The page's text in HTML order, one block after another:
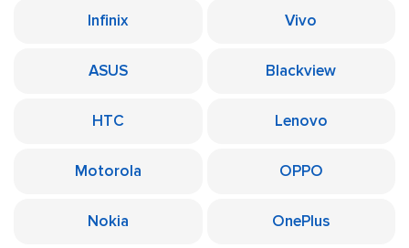
Infinix Vivo
ASUS Blackview
HTC Lenovo
Motorola OPPO
Nokia OnePlus